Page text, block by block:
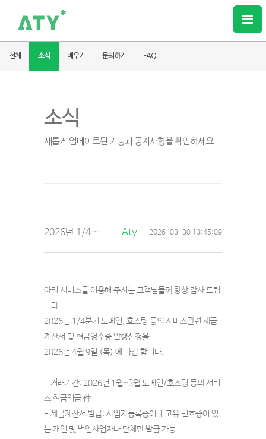
전체 소식 배우기 문의하기 FAQ
소식
새롭게 업데이트된 기능과 공지사항을 확인하세요.
2026년 1/4분기(1월~3월) 세금계산서/현금영수증 신청 및 마감 안내 (계좌이체 및 가상계좌에 한해 발급) 2026-03-30 13:45:09
Aty
아티 서비스를 이용해 주시는 고객님들께 항상 감사 드립
니다.
2026년 1/4분기 도메인, 호스팅 등의 서비스관련 세금
계산서 및 현금영수증 발행신청을
2026년 4월 9일 (목) 에 마감 합니다.
- 거래기간: 2026년 1월~3월 도메인/호스팅 등의 서비
스 현금입금 件
- 세금계산서 발급: 사업자등록증이나 고유 번호증이 있
는 개인 및 법인사업자나 단체만 발급 가능